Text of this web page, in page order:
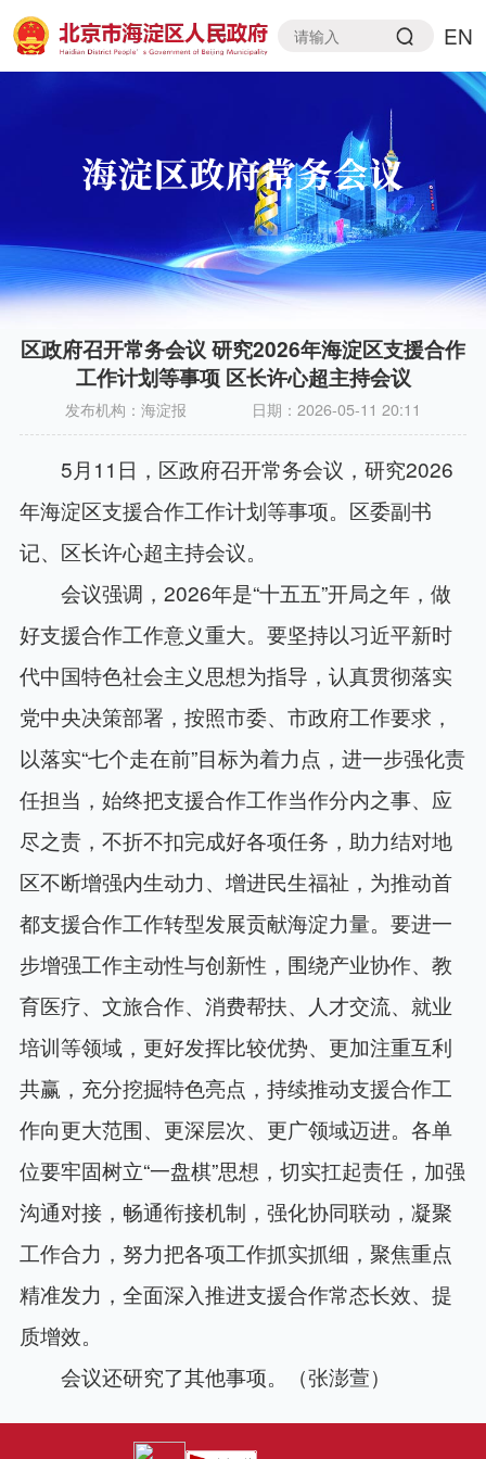
EN
区政府召开常务会议 研究2026年海淀区支援合作
工作计划等事项 区长许心超主持会议
发布机构：海淀报 日期： 2026-05-11 20:11
5月11日，区政府召开常务会议，研究2026
年海淀区支援合作工作计划等事项。区委副书
记、区长许心超主持会议。
会议强调，2026年是“十五五”开局之年，做
好支援合作工作意义重大。要坚持以习近平新时
代中国特色社会主义思想为指导，认真贯彻落实
党中央决策部署，按照市委、市政府工作要求，
以落实“七个走在前”目标为着力点，进一步强化责
任担当，始终把支援合作工作当作分内之事、应
尽之责，不折不扣完成好各项任务，助力结对地
区不断增强内生动力、增进民生福祉，为推动首
都支援合作工作转型发展贡献海淀力量。要进一
步增强工作主动性与创新性，围绕产业协作、教
育医疗、文旅合作、消费帮扶、人才交流、就业
培训等领域，更好发挥比较优势、更加注重互利
共赢，充分挖掘特色亮点，持续推动支援合作工
作向更大范围、更深层次、更广领域迈进。各单
位要牢固树立“一盘棋”思想，切实扛起责任，加强
沟通对接，畅通衔接机制，强化协同联动，凝聚
工作合力，努力把各项工作抓实抓细，聚焦重点
精准发力，全面深入推进支援合作常态长效、提
质增效。
会议还研究了其他事项。（张澎萱）